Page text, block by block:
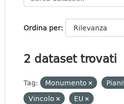
Ordina per
2 dataset trovati
Tag: Monumento
Vincolo
EU